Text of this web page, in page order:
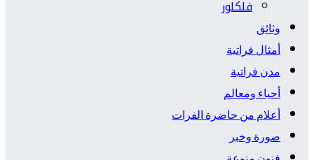
فلكلور
وثائق
أمثال فراتية
مدن فراتية
أحياء ومعالم
أعلام من حاضرة الفرات
صورة وخبر